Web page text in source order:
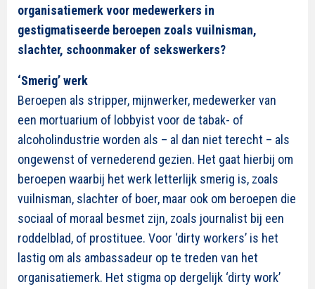
organisatiemerk voor medewerkers in
gestigmatiseerde beroepen zoals vuilnisman,
slachter, schoonmaker of sekswerkers?
‘Smerig’ werk
Beroepen als stripper, mijnwerker, medewerker van
een mortuarium of lobbyist voor de tabak- of
alcoholindustrie worden als – al dan niet terecht – als
ongewenst of vernederend gezien. Het gaat hierbij om
beroepen waarbij het werk letterlijk smerig is, zoals
vuilnisman, slachter of boer, maar ook om beroepen die
sociaal of moraal besmet zijn, zoals journalist bij een
roddelblad, of prostituee. Voor ‘dirty workers’ is het
lastig om als ambassadeur op te treden van het
organisatiemerk. Het stigma op dergelijk ‘dirty work’